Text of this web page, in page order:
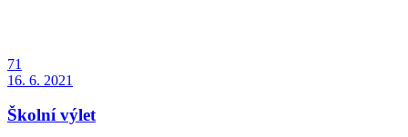
71
16. 6. 2021
Školní výlet